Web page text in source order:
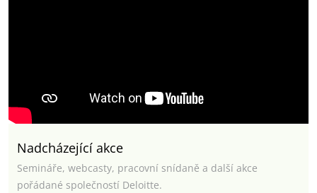
Nadcházející akce
Semináře, webcasty, pracovní snídaně a další akce
pořádané společností Deloitte.